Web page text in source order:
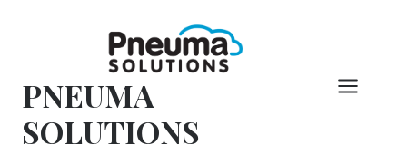
conteúdo
PNEUMA
SOLUTIONS